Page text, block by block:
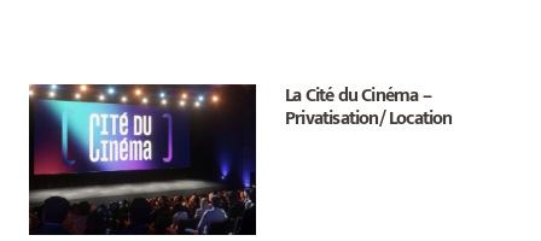
La Cité du Cinéma –
Privatisation/ Location